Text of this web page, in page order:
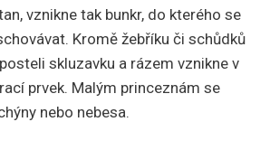
vznikne tak bunkr, do kterého se
Kromě žebříku či schůdků
skluzavku a rázem vznikne v
prvek. Malým princeznám se
nebo nebesa.